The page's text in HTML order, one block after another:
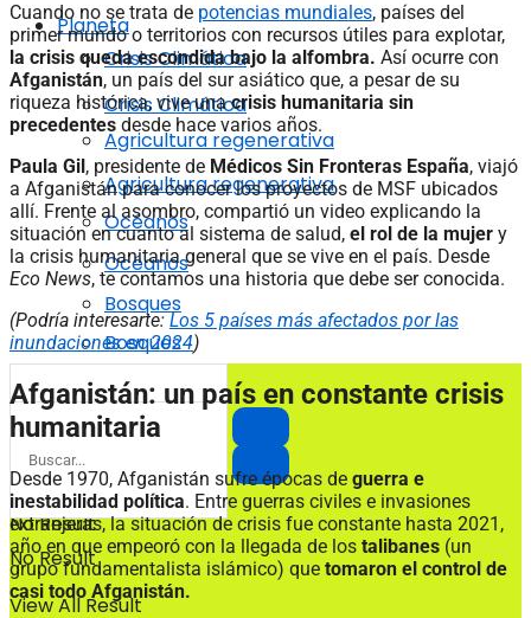
Crisis Climática
Agricultura regenerativa
Océanos
Bosques
No Result
View All Result
Planeta
Crisis Climática
Agricultura regenerativa
Océanos
Bosques
No Result
Cuando no se trata de potencias mundiales, países del
primer mundo o territorios con recursos útiles para explotar,
la crisis queda escondida bajo la alfombra. Así ocurre con
Afganistán, un país del sur asiático que, a pesar de su
riqueza histórica, vive unacrisis humanitaria sin
precedentes desde hace varios años.
Paula Gil , presidente de Médicos Sin Fronteras España, viajó
a Afganistán para conocer los proyectos de MSF ubicados
allí. Frente al asombro, compartió un video explicando la
situación en cuanto al sistema de salud, el rol de la mujer y
la crisis humanitaria general que se vive en el país. Desde
Eco News, te contamos una historia que debe ser conocida.
(Podría interesarte: Los 5 países más afectados por las
inundaciones en 2024)
Afganistán: un país en constante crisis
humanitaria
Desde 1970, Afganistán sufre épocas de guerra e
inestabilidad política. Entre guerras civiles e invasiones
extranjeras, la situación de crisis fue constante hasta 2021,
año en que empeoró con la llegada de los talibanes (un
grupo fundamentalista islámico) que tomaron el control de
casi todo Afganistán.